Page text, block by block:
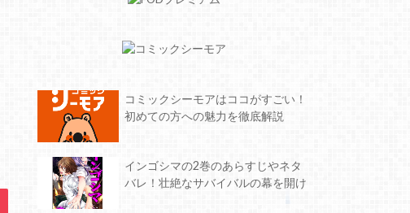
コミックシーモアはココがすごい！
初めての方への魅力を徹底解説
インゴシマの2巻のあらすじやネタ
バレ！壮絶なサバイバルの幕を開け